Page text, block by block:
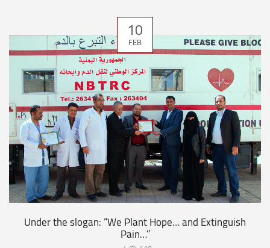
10
FEB
Under the slogan: “We Plant Hope… and Extinguish
Pain…”